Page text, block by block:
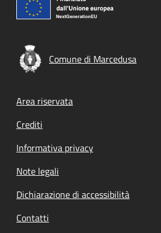
Comune di Marcedusa
Footer menu
Area riservata
Crediti
Informativa privacy
Note legali
Dichiarazione di accessibilità
Contatti